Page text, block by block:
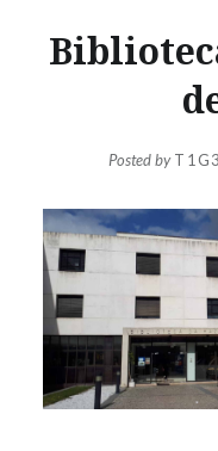
Posted byT1G3